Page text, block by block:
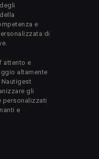
e
di
attento e
altamente
gli
personalizzati
e